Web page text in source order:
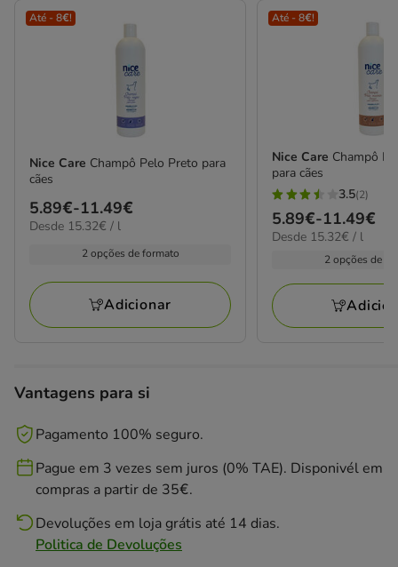
Até - 8€!
Nice Care Champô Pelo Preto para
cães
Preço
de
11.49€
5.89€-11.49€
15.32€
Desde 15.32€ / l
2 opções de formato
Adicionar
Até - 8€!
Nice Care Champô
para cães
3.5
estrelas
com
avaliações
3.5(2)
Preço
de
11.49€
5.89€-11.49€
15.32€
Desde 15.32€ / l
2 opções de
Vantagens para si
Pagamento 100% seguro.
Pague em 3 vezes sem juros (0% TAE). Disponivél em
compras a partir de 35€.
Devoluções em loja grátis até 14 dias.
Politica de Devoluções